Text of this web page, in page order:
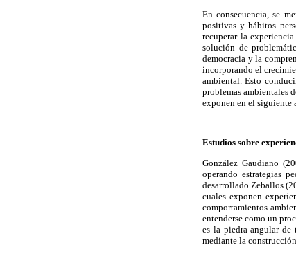
En consecuencia, se
positivas y hábitos
recuperar la
solución de
democracia y la
incorporando el
ambiental. Esto
problemas ambientales
exponen en el siguiente
Estudios sobre
González Gaudiano
operando estrategias
desarrollado Zeballos
cuales exponen
comportamientos
entenderse como un
es la piedra angular de
mediante la